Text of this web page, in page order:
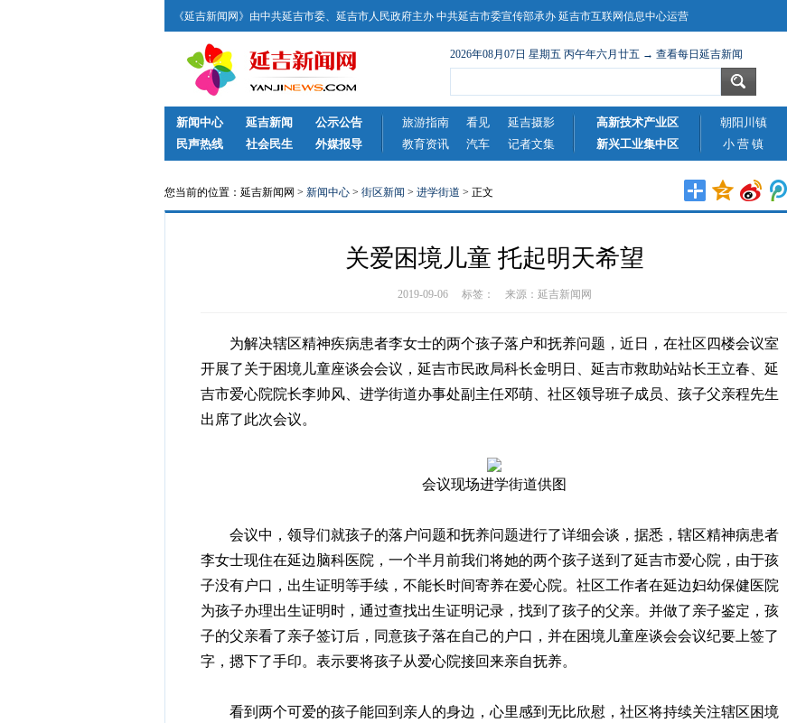
《延吉新闻网》由中共延吉市委、延吉市人民政府主办 中共延吉市委宣传部承办 延吉市互联网信息中心运营
2026年08月07日 星期五 丙午年六月廿五 → 查看每日延吉新闻
新闻中心 延吉新闻 公示公告 旅游指南 看见 延吉摄影 高新技术产业区 朝阳川镇
民声热线
社会民生 外媒报导 教育资讯 汽车 记者文集 新兴工业集中区 小 营 镇
您当前的位置：延吉新闻网 > 新闻中心 > 街区新闻 > 进学街道 > 正文
关爱困境儿童 托起明天希望
2019-09-06 标签： 来源： 延吉新闻网
为解决辖区精神疾病患者李女士的两个孩子落户和抚养问题，近日，在社区四楼会议室
开展了关于困境儿童座谈会会议，延吉市民政局科长金明日、延吉市救助站站长王立春、延
吉市爱心院院长李帅风、进学街道办事处副主任邓萌、社区领导班子成员、孩子父亲程先生
出席了此次会议。
会议现场进学街道供图
会议中，领导们就孩子的落户问题和抚养问题进行了详细会谈，据悉，辖区精神病患者
李女士现住在延边脑科医院，一个半月前我们将她的两个孩子送到了延吉市爱心院，由于孩
子没有户口，出生证明等手续，不能长时间寄养在爱心院。社区工作者在延边妇幼保健医院
为孩子办理出生证明时，通过查找出生证明记录，找到了孩子的父亲。并做了亲子鉴定，孩
子的父亲看了亲子签订后，同意孩子落在自己的户口，并在困境儿童座谈会会议纪要上签了
字，摁下了手印。表示要将孩子从爱心院接回来亲自抚养。
看到两个可爱的孩子能回到亲人的身边，心里感到无比欣慰，社区将持续关注辖区困境